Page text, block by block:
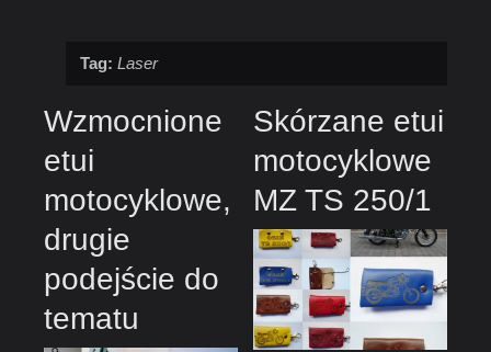
Tag: Laser
Wzmocnione
etui
motocyklowe,
drugie
podejście do
tematu
Skórzane etui
motocyklowe
MZ TS 250/1